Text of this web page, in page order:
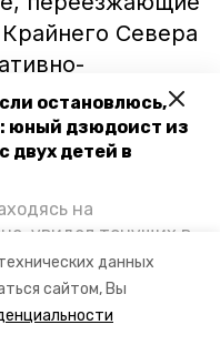
данных
сайтом, Вы
остановлюсь,
юный дзюдоист из
двух детей в
на
увидел тонущих в
на помощь. По
мальчика
края и
пообщался
Севера
Также
органов
на жильё
46